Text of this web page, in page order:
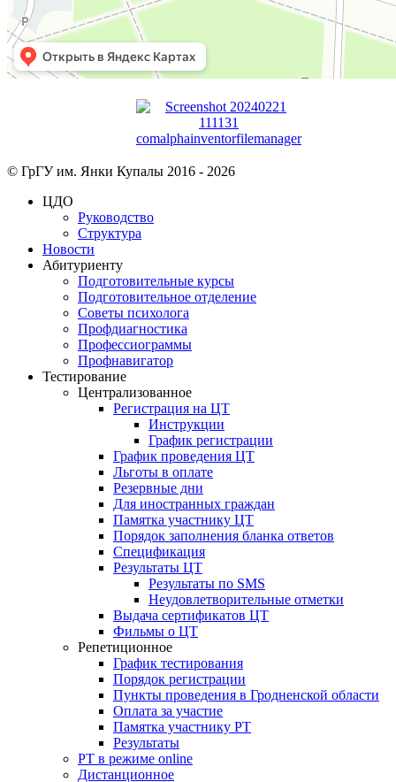
© ГрГУ им. Янки Купалы 2016 - 2026
ЦДО
Руководство
Структура
Новости
Абитуриенту
Подготовительные курсы
Подготовительное отделение
Советы психолога
Профдиагностика
Профессиограммы
Профнавигатор
Тестирование
Централизованное
Регистрация на ЦТ
Инструкции
График регистрации
График проведения ЦТ
Льготы в оплате
Резервные дни
Для иностранных граждан
Памятка участнику ЦТ
Порядок заполнения бланка ответов
Спецификация
Результаты ЦТ
Результаты по SMS
Неудовлетворительные отметки
Выдача сертификатов ЦТ
Фильмы о ЦТ
Репетиционное
График тестирования
Порядок регистрации
Пункты проведения в Гродненской области
Оплата за участие
Памятка участнику РТ
Результаты
РТ в режиме online
Дистанционное